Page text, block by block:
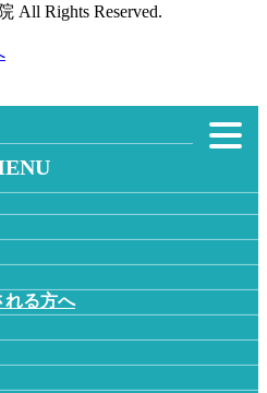
All Rights Reserved.
れる方へ